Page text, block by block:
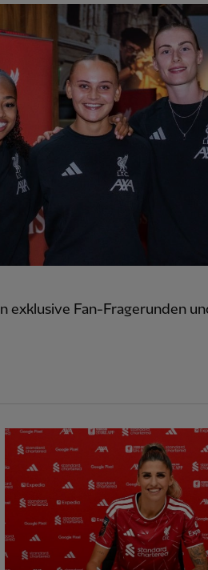
exklusive Fan-Fragerunden